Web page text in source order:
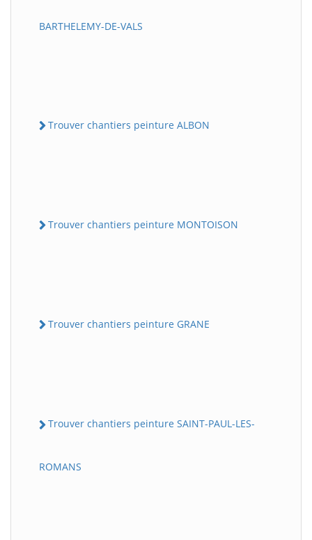
BARTHELEMY-DE-VALS
Trouver chantiers peinture ALBON
Trouver chantiers peinture MONTOISON
Trouver chantiers peinture GRANE
Trouver chantiers peinture SAINT-PAUL-LES-
ROMANS